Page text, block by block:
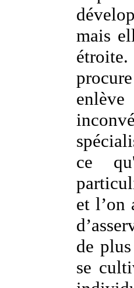
mais
ce
et l’on
de
se